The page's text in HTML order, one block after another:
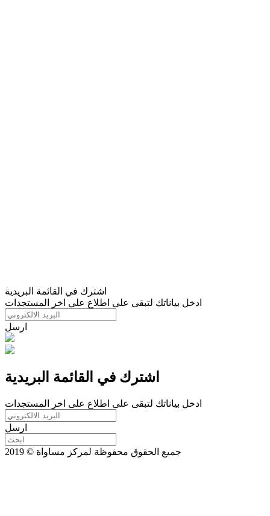
اشترك في القائمة البريدية
ادخل بياناتك لتبقى على اطلاع على اخر المستجدات
ارسل
اشترك في القائمة البريدية
ادخل بياناتك لتبقى على اطلاع على اخر المستجدات
ارسل
جميع الحقوق محفوظة لمركز مساواة © 2019